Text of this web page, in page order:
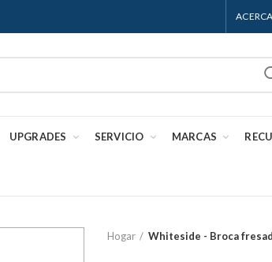
UPGRADES SERVICIO MARCAS
Hogar Whiteside - Broca